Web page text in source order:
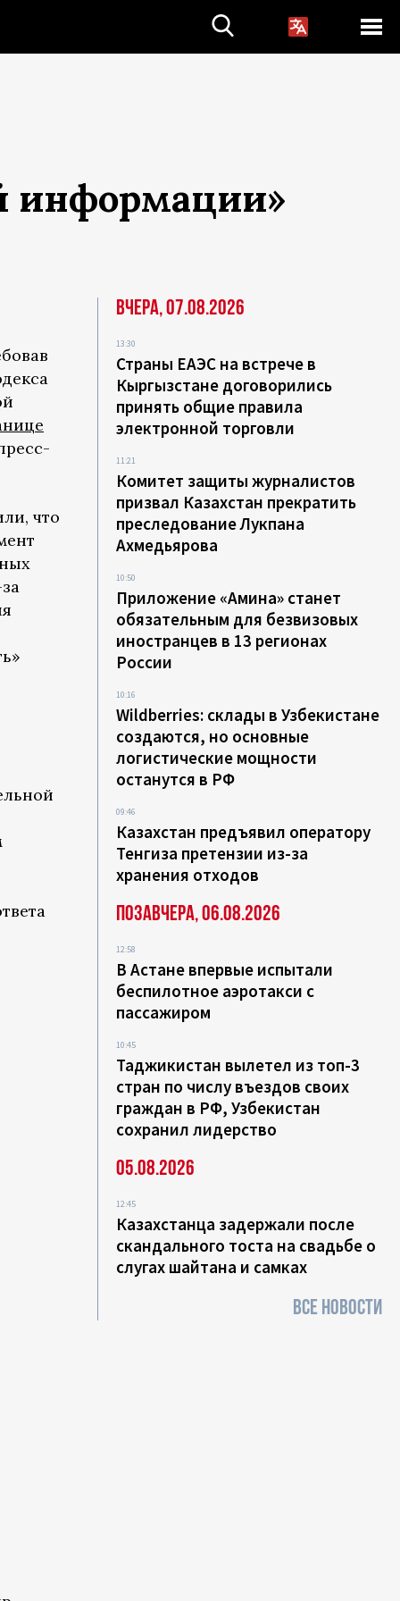
информации»
что
Вчера, 07.08.2026
13:30
Страны ЕАЭС на встрече в
Кыргызстане договорились
принять общие правила
электронной торговли
11:21
Комитет защиты журналистов
призвал Казахстан прекратить
преследование Лукпана
Ахмедьярова
10:50
Приложение «Амина» станет
обязательным для безвизовых
иностранцев в 13 регионах
России
10:16
Wildberries: склады в Узбекистане
создаются, но основные
логистические мощности
останутся в РФ
09:46
Казахстан предъявил оператору
Тенгиза претензии из-за
хранения отходов
Позавчера, 06.08.2026
12:58
В Астане впервые испытали
беспилотное аэротакси с
пассажиром
10:45
Таджикистан вылетел из топ-3
стран по числу въездов своих
граждан в РФ, Узбекистан
сохранил лидерство
05.08.2026
12:45
Казахстанца задержали после
скандального тоста на свадьбе о
слугах шайтана и самках
ВСЕ НОВОСТИ